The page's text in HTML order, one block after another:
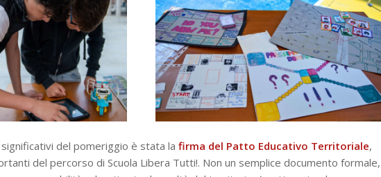
del pomeriggio è stata la firma del Patto Educativo Territoriale,
del percorso di Scuola Libera Tutti!. Non un semplice documento formale,